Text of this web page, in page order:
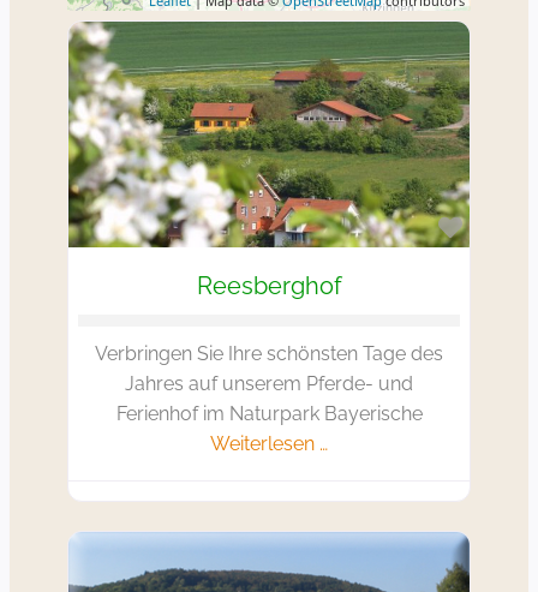
Favorit
Reesberghof
Verbringen Sie Ihre schönsten Tage des
Jahres auf unserem Pferde- und
Ferienhof im Naturpark Bayerische
Weiterlesen …